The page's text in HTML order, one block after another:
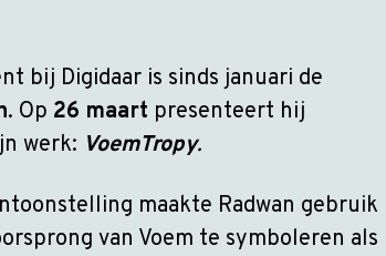
bij Digidaar is sinds januari de
. Op 26 maart presenteert hij
werk: VoemTropy.
maakte Radwan gebruik
van Voem te symboleren als